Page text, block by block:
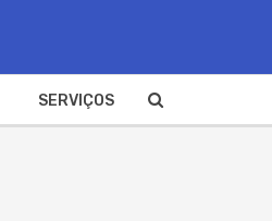
SERVIÇOS